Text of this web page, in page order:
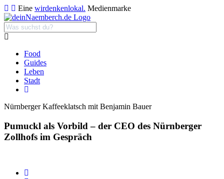
Eine wirdenkenlokal. Medienmarke
Food
Guides
Leben
Stadt
Nürnberger Kaffeeklatsch mit Benjamin Bauer
Pumuckl als Vorbild – der CEO des Nürnberger
Zollhofs im Gespräch